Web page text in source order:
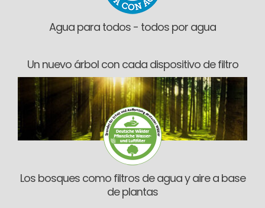
Agua para todos - todos por agua
Un nuevo árbol con cada dispositivo de filtro
Los bosques como filtros de agua y aire a base
de plantas